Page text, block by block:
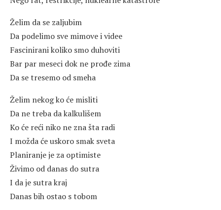
Želim da se zaljubim
Da podelimo sve mimove i videe
Fascinirani koliko smo duhoviti
Bar par meseci dok ne prođe zima
Da se tresemo od smeha
Želim nekog ko će misliti
Da ne treba da kalkulišem
Ko će reći niko ne zna šta radi
I možda će uskoro smak sveta
Planiranje je za optimiste
Živimo od danas do sutra
I da je sutra kraj
Danas bih ostao s tobom